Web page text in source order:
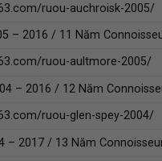
ruou-auchroisk-2005/
– 2016 / 11 Năm
ruou-aultmore-2005/
– 2016 / 12 Năm
ruou-glen-spey-2004/
– 2017 / 13 Năm